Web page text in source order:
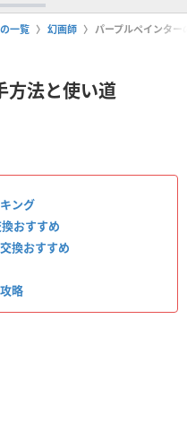
一覧 幻画師 パープルペインター
方法と使い道
ング
おすすめ
交換おすすめ
略